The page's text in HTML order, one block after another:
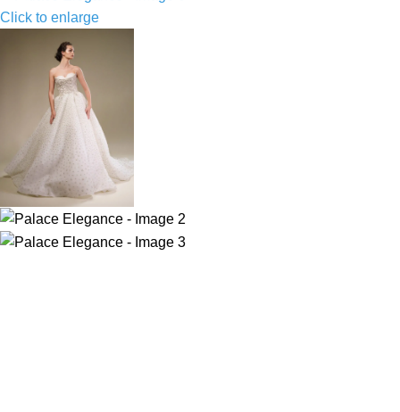
Click to enlarge